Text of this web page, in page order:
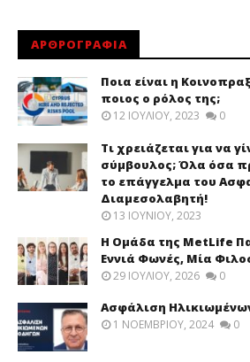
ΑΡΘΡΟΓΡΑΦΙΑ
Ποια είναι η
ποιος ο ρόλος της;
12 ΙΟΥΛΊΟΥ, 2023 0
Τι χρειάζεται για να
σύμβουλος; Όλα όσα
το επάγγελμα του
Διαμεσολαβητή!
13 ΙΟΥΝΊΟΥ, 2023
Η Ομάδα της MetLife
Εννιά Φωνές, Μία
29 ΙΟΥΛΊΟΥ, 2026 0
Ασφάλιση
1 ΝΟΕΜΒΡΊΟΥ, 2024 0